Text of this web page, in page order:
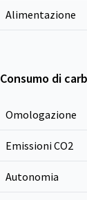
Alimentazione
Consumo di
Omologazione
Emissioni CO2
Autonomia